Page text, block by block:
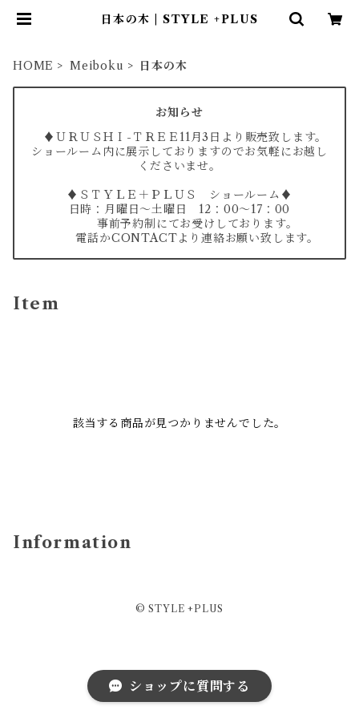
日本の木 | STYLE +PLUS
HOME Meiboku 日本の木
お知らせ
♦ＵＲＵＳＨＩ-ＴＲＥＥ11月3日より販売致します。
ショールーム内に展示しておりますのでお気軽にお越し
くださいませ。
♦ＳＴＹＬＥ＋ＰＬＵＳ ショールーム♦
日時：月曜日～土曜日 12：00～17：00
事前予約制にてお受けしております。
電話かCONTACTより連絡お願い致します。
Item
該当する商品が見つかりませんでした。
Information
© STYLE +PLUS
ショップに質問する